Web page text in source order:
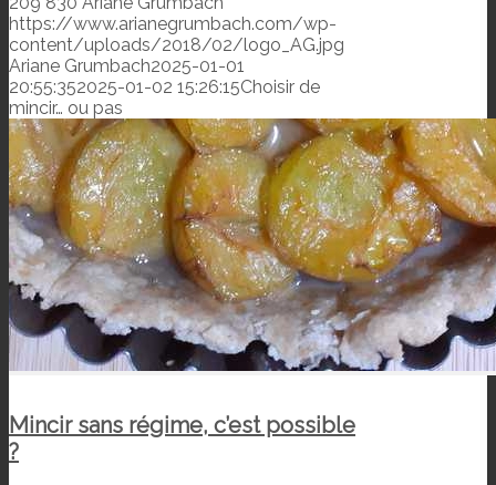
https://www.arianegrumbach.com/wp-
content/uploads/2018/02/logo_AG.jpg
Ariane Grumbach2025-01-01
20:55:352025-01-02 15:26:15Choisir de
mincir… ou pas
Mincir sans régime, c’est possible
?